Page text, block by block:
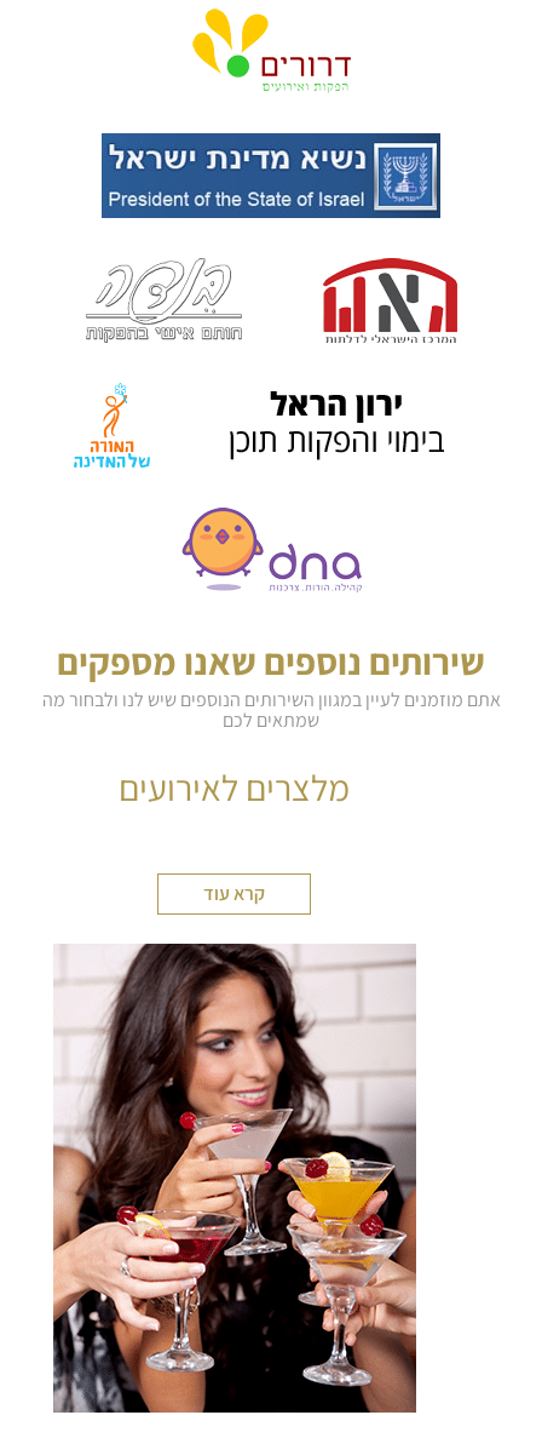
שירותים נוספים שאנו מספקים
אתם מוזמנים לעיין במגוון השירותים הנוספים שיש לנו ולבחור מה
שמתאים לכם
מלצרים לאירועים
קרא עוד